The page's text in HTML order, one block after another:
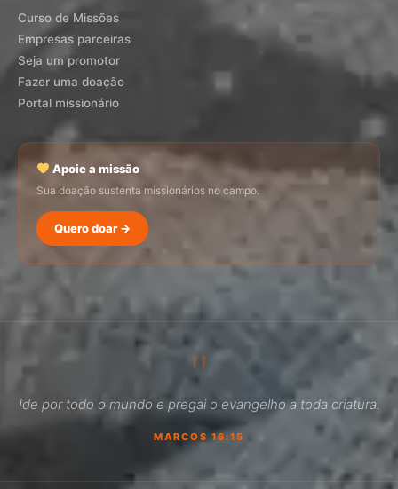
Curso de Missões
Empresas parceiras
Seja um promotor
Fazer uma doação
Portal missionário
Apoie a missão
Sua doação sustenta missionários no campo.
Quero doar →
"
Ide por todo o mundo e pregai o evangelho a toda criatura.
MARCOS 16:15
Como faço para doar?